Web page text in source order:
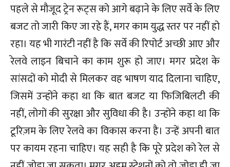
पहले से मौजूद ट्रेन रूट्स को आगे बढ़ाने के लिए सर्वे के लिए
बजट तो जारी किए जा रहे हैं, मगर काम युद्ध स्तर पर नहीं हो
रहा। यह भी गारंटी नहीं है कि सर्वे की रिपोर्ट अच्छी आए और
रेलवे लाइन बिचाने का काम शुरू हो जाए। मगर प्रदेश के
सांसदों को मोदी से मिलकर वह भाषण याद दिलाना चाहिए,
जिसमें उन्होंने कहा था कि बात बजट या फिजिबिलटी की
नहीं, लोगों की सुरक्षा और सुविधा की है। उन्होंने कहा था कि
टूरिज़म के लिए रेलवे का विकास करना है। उन्हें अपनी बात
पर कायम रहना चाहिए। यह सही है कि पूरे प्रदेश को रेल से